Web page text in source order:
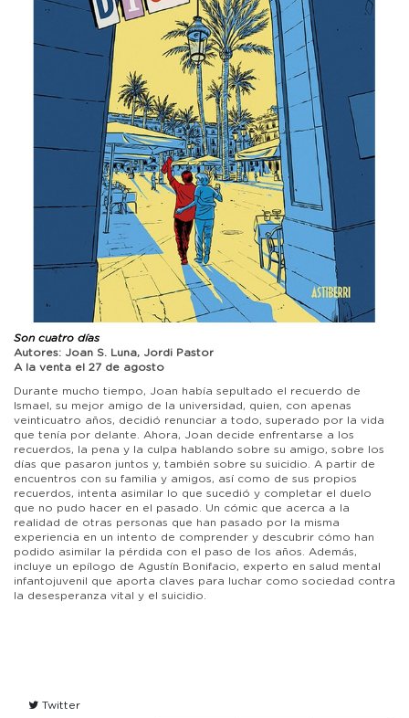
Son cuatro días
Autores: Joan S. Luna, Jordi Pastor
A la venta el 27 de agosto
Durante mucho tiempo, Joan había sepultado el recuerdo de
Ismael, su mejor amigo de la universidad, quien, con apenas
veinticuatro años, decidió renunciar a todo, superado por la vida
que tenía por delante. Ahora, Joan decide enfrentarse a los
recuerdos, la pena y la culpa hablando sobre su amigo, sobre los
días que pasaron juntos y, también sobre su suicidio. A partir de
encuentros con su familia y amigos, así como de sus propios
recuerdos, intenta asimilar lo que sucedió y completar el duelo
que no pudo hacer en el pasado. Un cómic que acerca a la
realidad de otras personas que han pasado por la misma
experiencia en un intento de comprender y descubrir cómo han
podido asimilar la pérdida con el paso de los años. Además,
incluye un epílogo de Agustín Bonifacio, experto en salud mental
infantojuvenil que aporta claves para luchar como sociedad contra
la desesperanza vital y el suicidio.
Twitter